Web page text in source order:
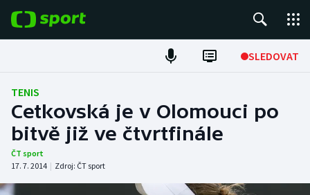
SLEDOVAT
Fotbal
Hokej
Tenis
Atletika
TENIS
Cetkovská je v Olomouci po
bitvě již ve čtvrtfinále
ČT sport
17. 7. 2014 | Zdroj: ČT sport